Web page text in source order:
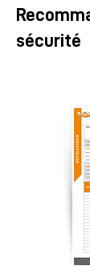
sécurité